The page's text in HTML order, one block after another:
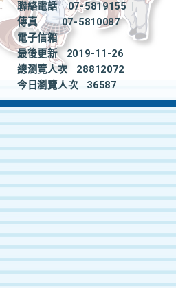
聯絡電話
07-5819155
|
傳真
07-5810087
電子信箱
最後更新
2019-11-26
總瀏覽人次
28812072
今日瀏覽人次
36587